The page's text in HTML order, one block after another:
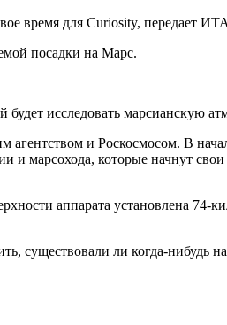
время для Curiosity, передает
посадки на Марс.
исследовать марсианскую
агентством и Роскосмосом. В
марсохода, которые начнут
аппарата установлена 74-
существовали ли когда-нибудь